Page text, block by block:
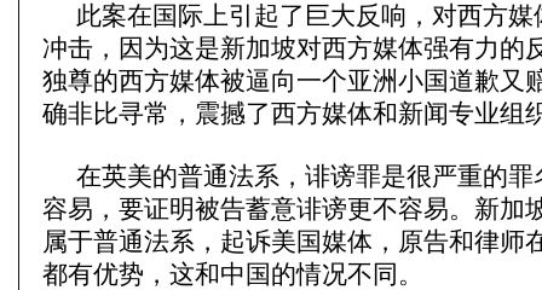
此案在国际上引起了巨大反响，对西方
冲击，因为这是新加坡对西方媒体强有力的
独尊的西方媒体被逼向一个亚洲小国道歉又
确非比寻常，震撼了西方媒体和新闻专业组
在英美的普通法系，诽谤罪是很严重的
容易，要证明被告蓄意诽谤更不容易。新加
属于普通法系，起诉美国媒体，原告和律师
都有优势，这和中国的情况不同。